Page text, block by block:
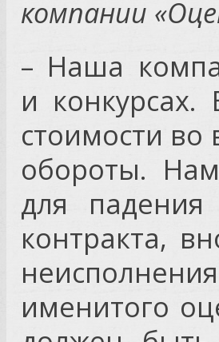
компании
– Наша
и
стоимости во
обороты.
для
контракта,
именитого